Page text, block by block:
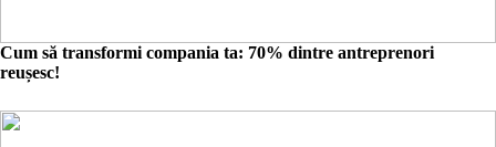
Cum să transformi compania ta: 70% dintre antreprenori
reușesc!